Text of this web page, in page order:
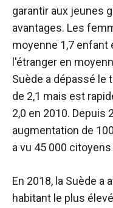
garantir aux jeunes
avantages. Les
moyenne 1,7
l'étranger en
Suède a dépassé le
de 2,1 mais est
2,0 en 2010. Depuis
augmentation de
a vu 45 000
En 2018, la Suède a
habitant le plus